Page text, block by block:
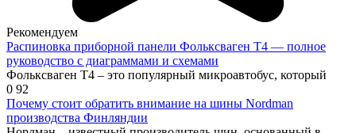
Рекомендуем
Распиновка приборной панели Фольксваген Т4 — полное
руководство с диаграммами и схемами
Фольксваген Т4 – это популярный микроавтобус, который
0 92
Почему стоит обратить внимание на шины Nordman
производства Финляндии